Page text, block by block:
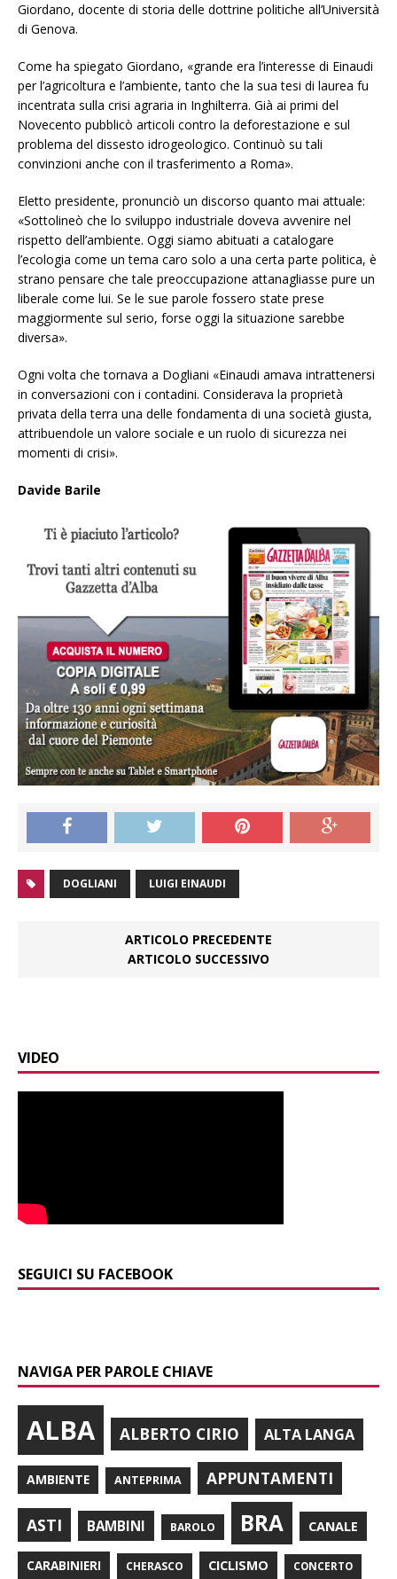
Giordano, docente di storia delle dottrine politiche all’Università
di Genova.
Come ha spiegato Giordano, «grande era l’interesse di Einaudi
per l’agricoltura e l’ambiente, tanto che la sua tesi di laurea fu
incentrata sulla crisi agraria in Inghilterra. Già ai primi del
Novecento pubblicò articoli contro la deforestazione e sul
problema del dissesto idrogeologico. Continuò su tali
convinzioni anche con il trasferimento a Roma».
Eletto presidente, pronunciò un discorso quanto mai attuale:
«Sottolineò che lo sviluppo industriale doveva avvenire nel
rispetto dell’ambiente. Oggi siamo abituati a catalogare
l’ecologia come un tema caro solo a una certa parte politica, è
strano pensare che tale preoccupazione attanagliasse pure un
liberale come lui. Se le sue parole fossero state prese
maggiormente sul serio, forse oggi la situazione sarebbe
diversa».
Ogni volta che tornava a Dogliani «Einaudi amava intrattenersi
in conversazioni con i contadini. Considerava la proprietà
privata della terra una delle fondamenta di una società giusta,
attribuendole un valore sociale e un ruolo di sicurezza nei
momenti di crisi».
Davide Barile
DOGLIANI LUIGI EINAUDI
ARTICOLO PRECEDENTE
ARTICOLO SUCCESSIVO
VIDEO
SEGUICI SU FACEBOOK
NAVIGA PER PAROLE CHIAVE
ALBA ALBERTO CIRIO ALTA LANGA
AMBIENTE ANTEPRIMA APPUNTAMENTI
ASTI BAMBINI BAROLO BRA CANALE
CARABINIERI CHERASCO CICLISMO CONCERTO